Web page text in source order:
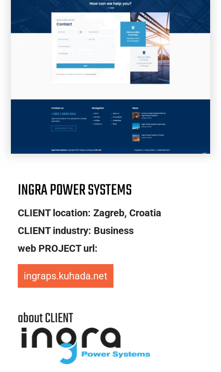
INGRA POWER SYSTEMS
CLIENT location: Zagreb, Croatia
CLIENT industry: Business
web PROJECT url:
ingraps.kuhada.net
about CLIENT